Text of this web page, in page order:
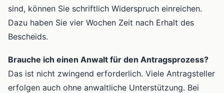
sind, können Sie schriftlich Widerspruch einreichen.
Dazu haben Sie vier Wochen Zeit nach Erhalt des
Bescheids.
Brauche ich einen Anwalt für den Antragsprozess?
Das ist nicht zwingend erforderlich. Viele Antragsteller
erfolgen auch ohne anwaltliche Unterstützung. Bei